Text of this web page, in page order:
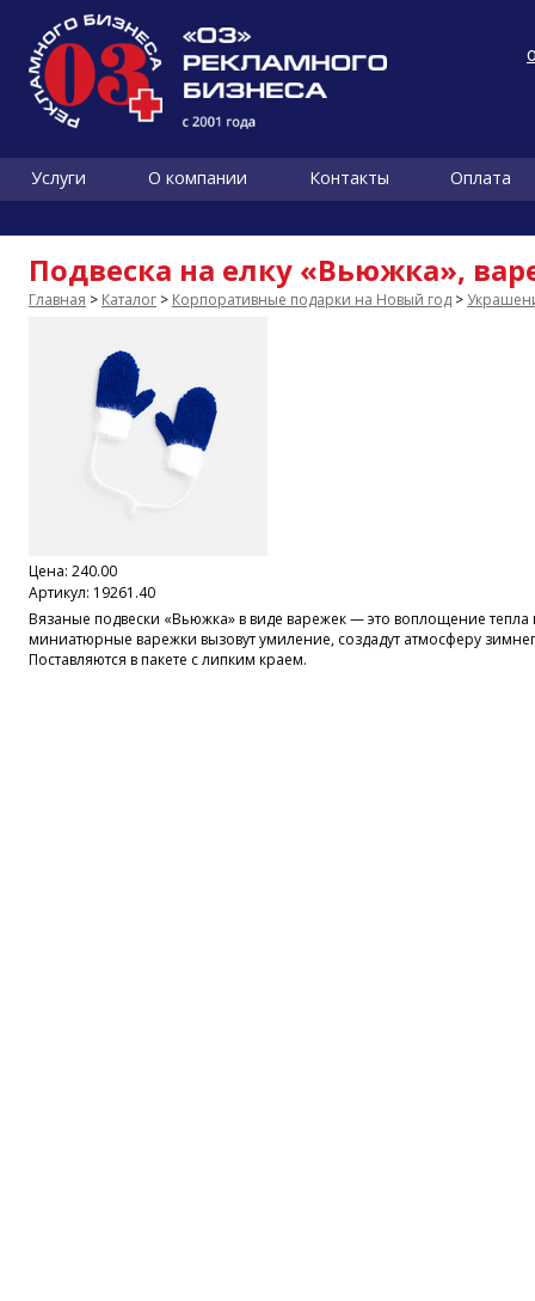
Услуги О компании Контакты Оплата
Подвеска на елку «Вьюжка»,
Главная > Каталог > Корпоративные подарки на Новый год >
Цена: 240.00
Артикул: 19261.40
Вязаные подвески «Вьюжка» в виде варежек — это воплощение
миниатюрные варежки вызовут умиление, создадут атмосферу
Поставляются в пакете с липким краем.